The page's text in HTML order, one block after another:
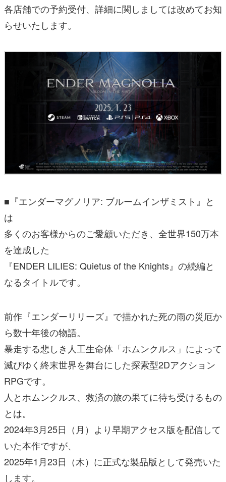
各店舗での予約受付、詳細に関しましては改めてお知
らせいたします。
■『エンダーマグノリア: ブルームインザミスト』と
は
多くのお客様からのご愛顧いただき、全世界150万本
を達成した
『ENDER LILIES: Quietus of the Knights』の続編と
なるタイトルです。
前作『エンダーリリーズ』で描かれた死の雨の災厄か
ら数十年後の物語。
暴走する悲しき人工生命体「ホムンクルス」によって
滅びゆく終末世界を舞台にした探索型2Dアクション
RPGです。
人とホムンクルス、救済の旅の果てに待ち受けるもの
とは。
2024年3月25日（月）より早期アクセス版を配信して
いた本作ですが、
2025年1月23日（木）に正式な製品版として発売いた
します。